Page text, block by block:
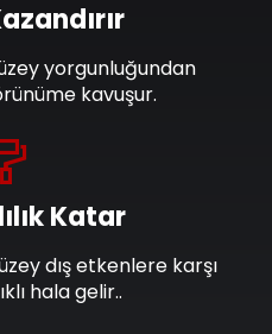
Katar
dış etkenlere karşı
hala gelir..
yorgunluğundan
kavuşur.